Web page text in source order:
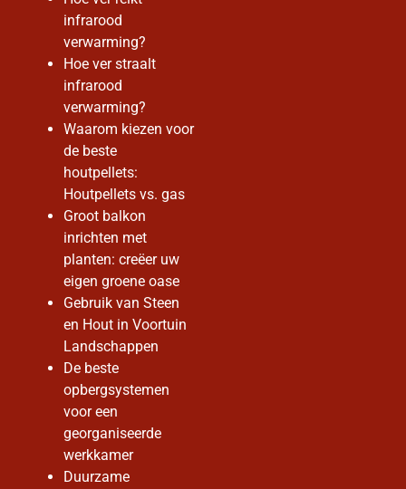
infrarood
verwarming?
Hoe ver straalt
infrarood
verwarming?
Waarom kiezen voor
de beste
houtpellets:
Houtpellets vs. gas
Groot balkon
inrichten met
planten: creëer uw
eigen groene oase
Gebruik van Steen
en Hout in Voortuin
Landschappen
De beste
opbergsystemen
voor een
georganiseerde
werkkamer
Duurzame